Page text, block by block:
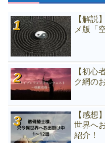
【解説
メ版「
【初心
ク網の
【感想
世界へ
紹介！